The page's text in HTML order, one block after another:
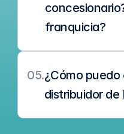
franquicia?
05.¿Cómo
distribuidor de